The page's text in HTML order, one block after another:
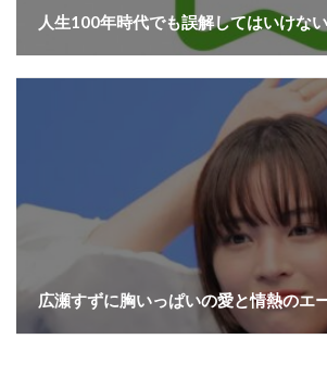
人生100年時代でも誤解してはいけな
広瀬すずに胸いっぱいの愛と情熱のエ